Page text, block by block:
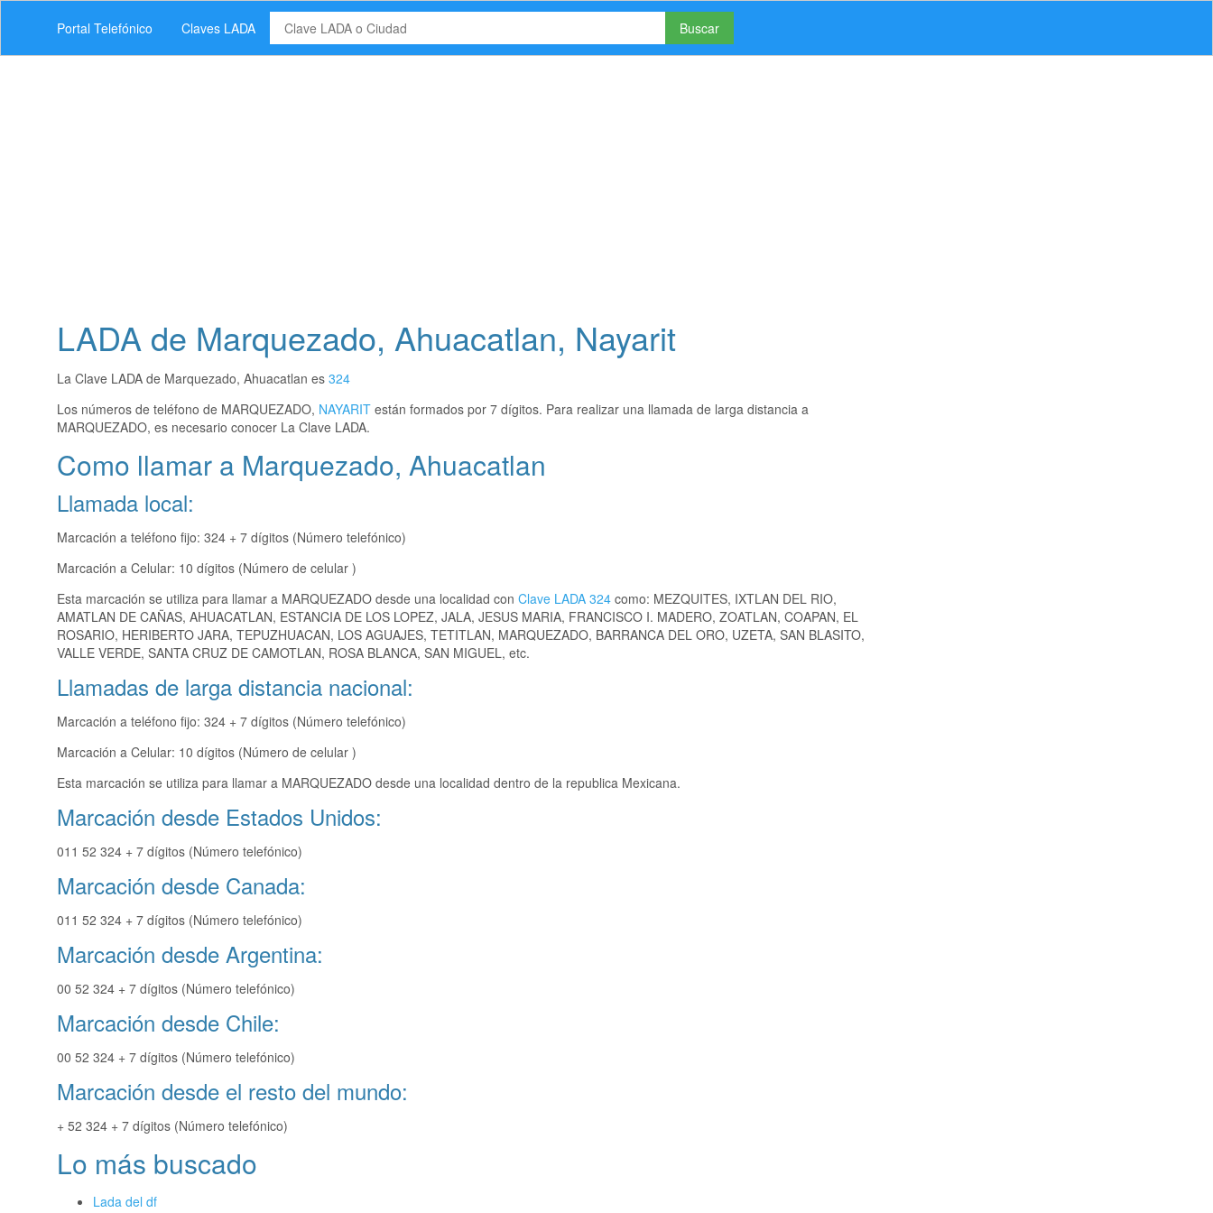
Portal Telefónico Claves LADA Buscar
LADA de Marquezado, Ahuacatlan, Nayarit
La Clave LADA de Marquezado, Ahuacatlan es 324
Los números de teléfono de MARQUEZADO, NAYARIT están formados por 7 dígitos. Para realizar una llamada de larga distancia a
MARQUEZADO, es necesario conocer La Clave LADA.
Como llamar a Marquezado, Ahuacatlan
Llamada local:
Marcación a teléfono fijo: 324 + 7 dígitos (Número telefónico)
Marcación a Celular: 10 dígitos (Número de celular )
Esta marcación se utiliza para llamar a MARQUEZADO desde una localidad con Clave LADA 324 como: MEZQUITES, IXTLAN DEL RIO,
AMATLAN DE CAÑAS, AHUACATLAN, ESTANCIA DE LOS LOPEZ, JALA, JESUS MARIA, FRANCISCO I. MADERO, ZOATLAN, COAPAN, EL
ROSARIO, HERIBERTO JARA, TEPUZHUACAN, LOS AGUAJES, TETITLAN, MARQUEZADO, BARRANCA DEL ORO, UZETA, SAN BLASITO,
VALLE VERDE, SANTA CRUZ DE CAMOTLAN, ROSA BLANCA, SAN MIGUEL, etc.
Llamadas de larga distancia nacional:
Marcación a teléfono fijo: 324 + 7 dígitos (Número telefónico)
Marcación a Celular: 10 dígitos (Número de celular )
Esta marcación se utiliza para llamar a MARQUEZADO desde una localidad dentro de la republica Mexicana.
Marcación desde Estados Unidos:
011 52 324 + 7 dígitos (Número telefónico)
Marcación desde Canada:
011 52 324 + 7 dígitos (Número telefónico)
Marcación desde Argentina:
00 52 324 + 7 dígitos (Número telefónico)
Marcación desde Chile:
00 52 324 + 7 dígitos (Número telefónico)
Marcación desde el resto del mundo:
+ 52 324 + 7 dígitos (Número telefónico)
Lo más buscado
Lada del df